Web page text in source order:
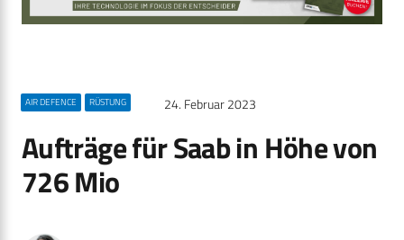
AIR DEFENCE RÜSTUNG 24. Februar 2023
Aufträge für Saab in Höhe von
726 Mio